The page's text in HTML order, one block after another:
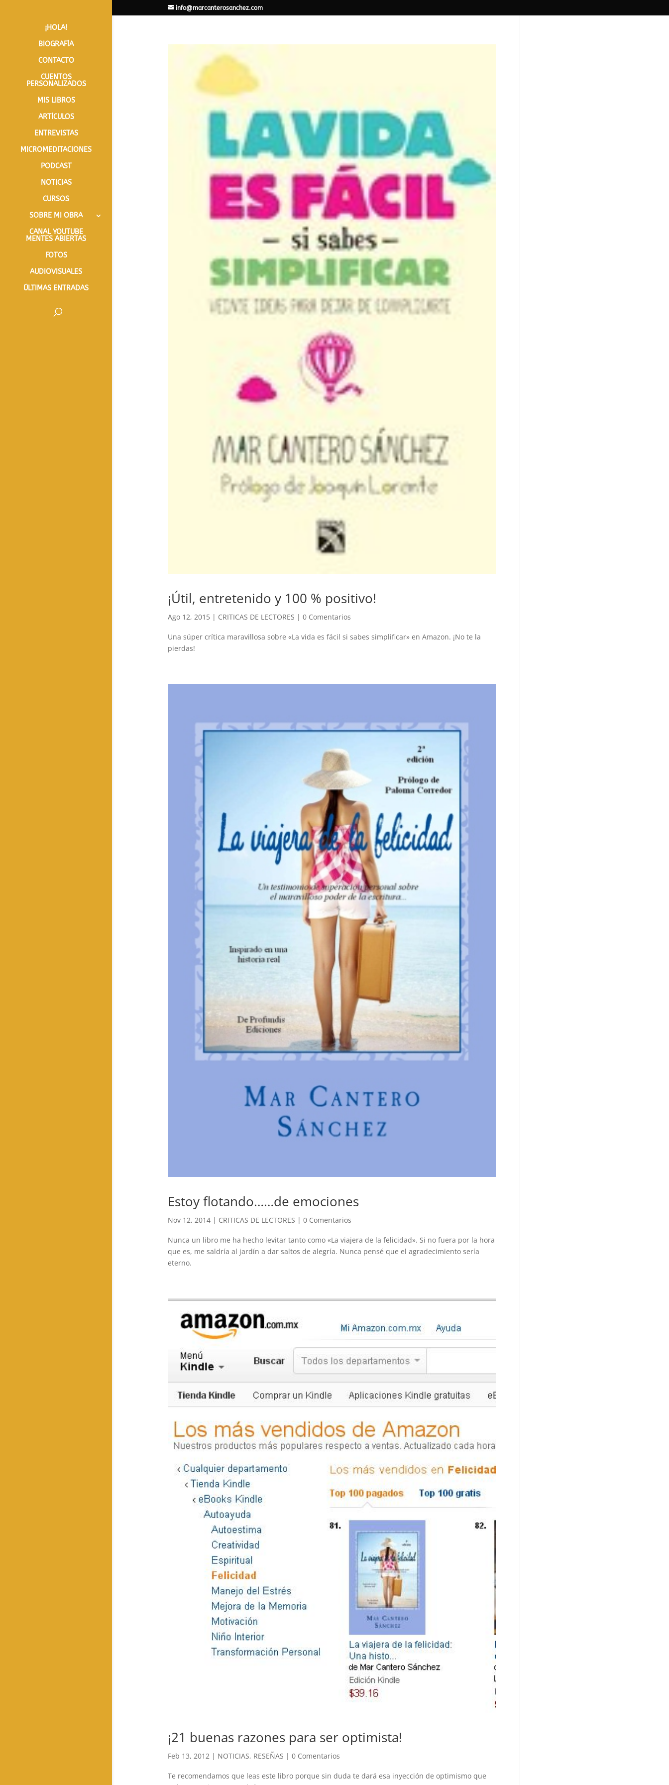
info@marcanterosanchez.com
¡HOLA!
BIOGRAFÍA
CONTACTO
CUENTOS
PERSONALIZADOS
MIS LIBROS
ARTÍCULOS
ENTREVISTAS
MICROMEDITACIONES
PODCAST
NOTICIAS
CURSOS
SOBRE MI OBRA
CANAL YOUTUBE
MENTES ABIERTAS
FOTOS
AUDIOVISUALES
ÚLTIMAS ENTRADAS
¡Útil, entretenido y 100 % positivo!
Ago 12, 2015| CRITICAS DE LECTORES | 0 Comentarios
Una súper crítica maravillosa sobre «La vida es fácil si sabes simplificar» en Amazon. ¡No te la
pierdas!
Estoy flotando……de emociones
Nov 12, 2014| CRITICAS DE LECTORES | 0 Comentarios
Nunca un libro me ha hecho levitar tanto como «La viajera de la felicidad». Si no fuera por la hora
que es, me saldría al jardín a dar saltos de alegría. Nunca pensé que el agradecimiento sería
eterno.
¡21 buenas razones para ser optimista!
Feb 13, 2012| NOTICIAS, RESEÑAS | 0 Comentarios
Te recomendamos que leas este libro porque sin duda te dará esa inyección de optimismo que